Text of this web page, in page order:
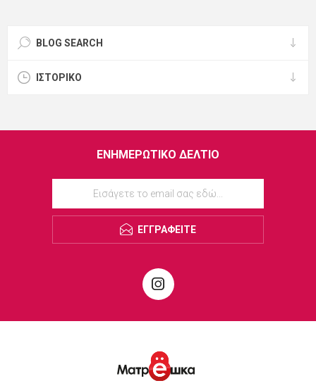
BLOG SEARCH
ΙΣΤΟΡΙΚΌ
ΕΝΗΜΕΡΩΤΙΚΌ ΔΕΛΤΊΟ
ΕΓΓΡΑΦΕΊΤΕ